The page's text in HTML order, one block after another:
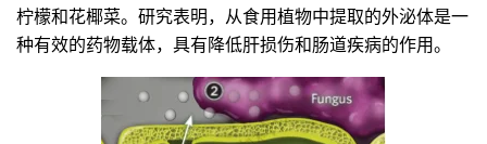
柠檬和花椰菜。研究表明，从食用植物中提取的外泌体是一
种有效的药物载体，具有降低肝损伤和肠道疾病的作用。